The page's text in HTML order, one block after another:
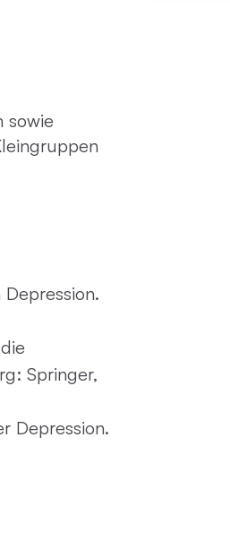
sowie
Springer,
Depression.